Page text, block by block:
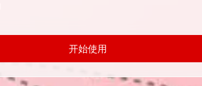
开始使用